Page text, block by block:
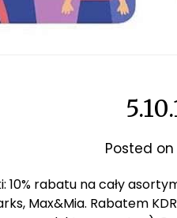
Posted on
10% rabatu na cały
Max&Mia. Rabatem